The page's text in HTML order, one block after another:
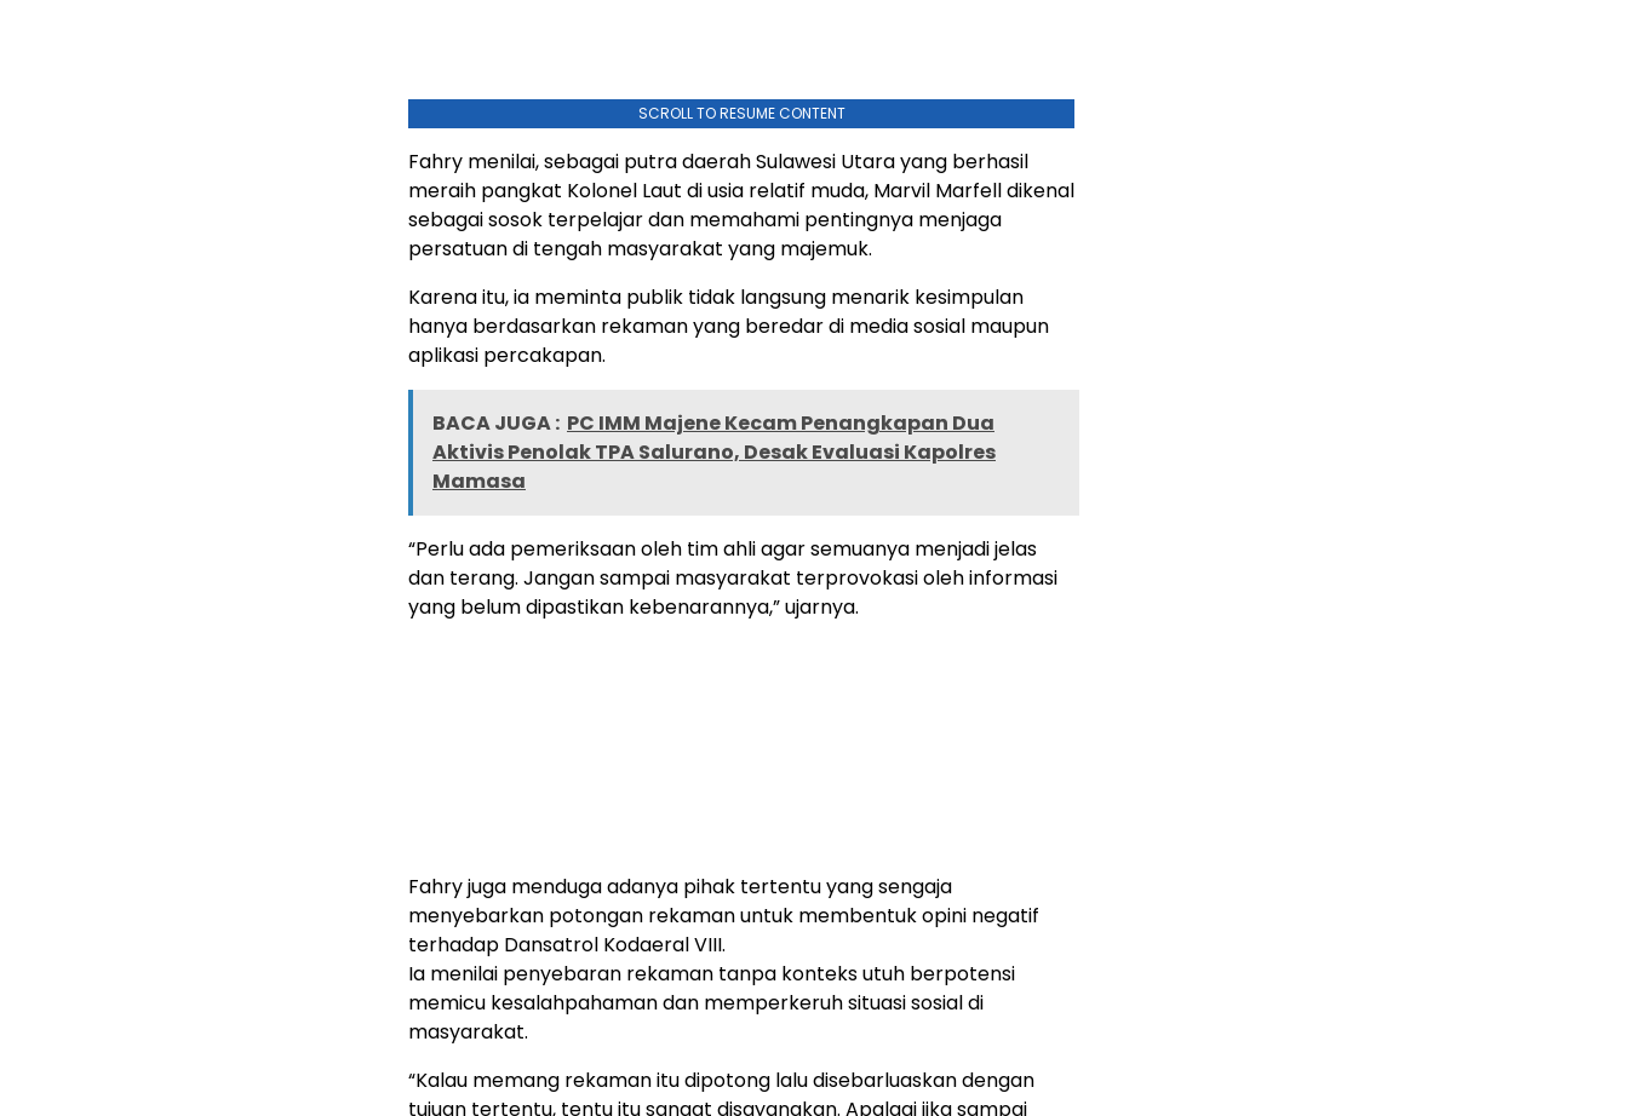
SCROLL TO RESUME CONTENT
Fahry menilai, sebagai putra daerah Sulawesi Utara yang berhasil
meraih pangkat Kolonel Laut di usia relatif muda, Marvil Marfell dikenal
sebagai sosok terpelajar dan memahami pentingnya menjaga
persatuan di tengah masyarakat yang majemuk.
Karena itu, ia meminta publik tidak langsung menarik kesimpulan
hanya berdasarkan rekaman yang beredar di media sosial maupun
aplikasi percakapan.
BACA JUGA : PC IMM Majene Kecam Penangkapan Dua
Aktivis Penolak TPA Salurano, Desak Evaluasi Kapolres
Mamasa
“Perlu ada pemeriksaan oleh tim ahli agar semuanya menjadi jelas
dan terang. Jangan sampai masyarakat terprovokasi oleh informasi
yang belum dipastikan kebenarannya,” ujarnya.
Fahry juga menduga adanya pihak tertentu yang sengaja
menyebarkan potongan rekaman untuk membentuk opini negatif
terhadap Dansatrol Kodaeral VIII.
Ia menilai penyebaran rekaman tanpa konteks utuh berpotensi
memicu kesalahpahaman dan memperkeruh situasi sosial di
masyarakat.
“Kalau memang rekaman itu dipotong lalu disebarluaskan dengan
tujuan tertentu, tentu itu sangat disayangkan. Apalagi jika sampai